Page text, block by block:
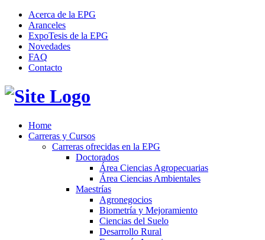
Acerca de la EPG
Aranceles
ExpoTesis de la EPG
Novedades
FAQ
Contacto
Home
Carreras y Cursos
Carreras ofrecidas en la EPG
Doctorados
Área Ciencias Agropecuarias
Área Ciencias Ambientales
Maestrías
Agronegocios
Biometría y Mejoramiento
Ciencias del Suelo
Desarrollo Rural